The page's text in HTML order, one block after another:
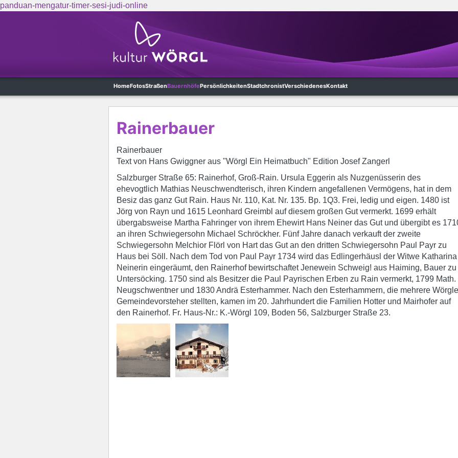
panduan-mengatur-timer-sesi-judi-online
HomeFotosStraßenBauernhöfePersönlichkeitenStadtchronistVerschiedenesKontakt
Rainerbauer
Rainerbauer
Text von Hans Gwiggner aus "Wörgl Ein Heimatbuch" Edition Josef Zangerl
Salzburger Straße 65: Rainerhof, Groß-Rain. Ursula Eggerin als Nuzgenüsserin des
ehevogtlich Mathias Neuschwendterisch, ihren Kindern angefallenen Vermögens, hat in dem
Besiz das ganz Gut Rain. Haus Nr. 110, Kat. Nr. 135. Bp. 1Q3. Frei, ledig und eigen. 1480 ist
Jörg von Rayn und 1615 Leonhard Greimbl auf diesem großen Gut vermerkt. 1699 erhält
übergabsweise Martha Fahringer von ihrem Ehewirt Hans Neiner das Gut und übergibt es
an ihren Schwiegersohn Michael Schröckher. Fünf Jahre danach verkauft der zweite
Schwiegersohn Melchior Flörl von Hart das Gut an den dritten Schwiegersohn Paul Payr zu
Haus bei Söll. Nach dem Tod von Paul Payr 1734 wird das Edlingerhäusl der Witwe Katharina
Neinerin eingeräumt, den Rainerhof bewirtschaftet Jenewein Schweig! aus Haiming, Bauer zu
Untersöcking. 1750 sind als Besitzer die Paul Payrischen Erben zu Rain vermerkt, 1799 Math.
Neugschwentner und 1830 Andrä Esterhammer. Nach den Esterhammern, die mehrere
Gemeindevorsteher stellten, kamen im 20. Jahrhundert die Familien Hotter und Mairhofer auf
den Rainerhof. Fr. Haus-Nr.: K.-Wörgl 109, Boden 56, Salzburger Straße 23.